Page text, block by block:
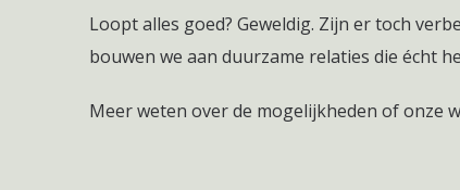
Loopt alles goed? Geweldig. Zijn er toch
bouwen we aan duurzame relaties die écht
Meer weten over de mogelijkheden of onze